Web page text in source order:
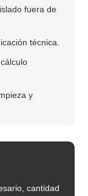
fuera de
técnica.
y
cantidad